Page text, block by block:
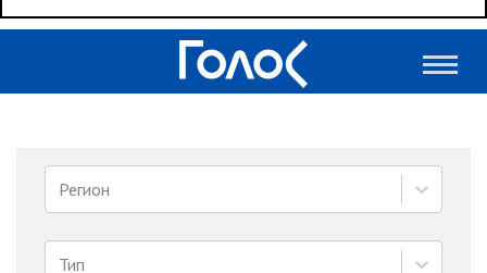
Регион
Тип